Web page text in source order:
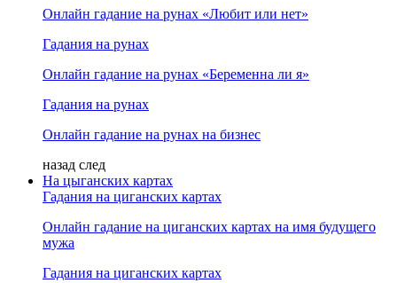
Онлайн гадание на рунах «Любит или нет»
Гадания на рунах
Онлайн гадание на рунах «Беременна ли я»
Гадания на рунах
Онлайн гадание на рунах на бизнес
назад след
На цыганских картах
Гадания на циганских картах
Онлайн гадание на циганских картах на имя будущего
мужа
Гадания на циганских картах